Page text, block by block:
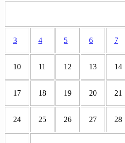
3 4 5 6 7
10 11 12 13 14
17 18 19 20 21
24 25 26 27 28